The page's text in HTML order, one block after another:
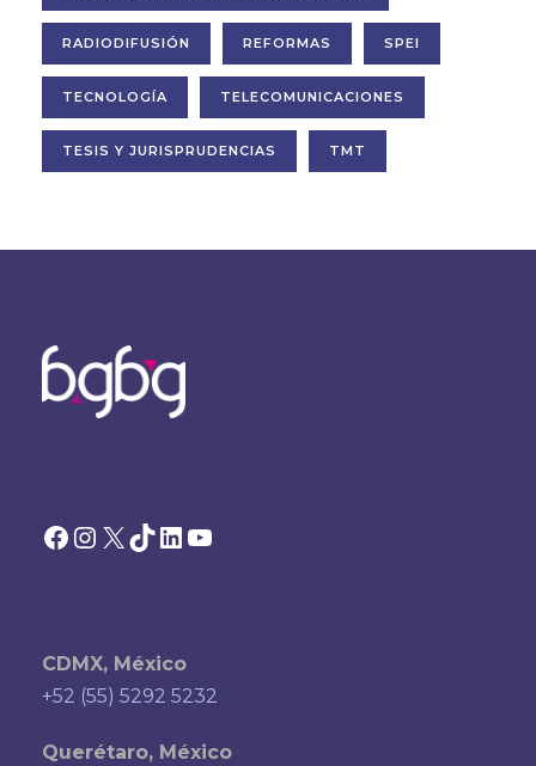
RADIODIFUSIÓN REFORMAS SPEI
TECNOLOGÍA TELECOMUNICACIONES
TESIS Y JURISPRUDENCIAS TMT
Facebook Instagram X TikTok LinkedIn YouTube
CDMX, México
+52 (55) 5292 5232
Querétaro, México